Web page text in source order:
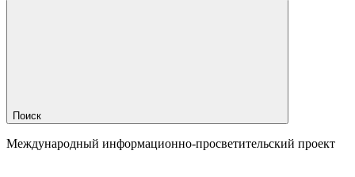
Поиск
Международный информационно-просветительский проект